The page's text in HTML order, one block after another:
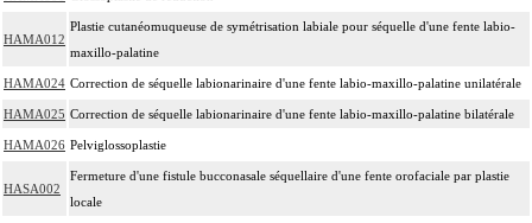
HAMA012
Plastie cutanéomuqueuse de symétrisation labiale pour séquelle d'une fente labio-
maxillo-palatine
HAMA024 Correction de séquelle labionarinaire d'une fente labio-maxillo-palatine unilatérale
HAMA025 Correction de séquelle labionarinaire d'une fente labio-maxillo-palatine bilatérale
HAMA026 Pelviglossoplastie
HASA002
Fermeture d'une fistule bucconasale séquellaire d'une fente orofaciale par plastie
locale